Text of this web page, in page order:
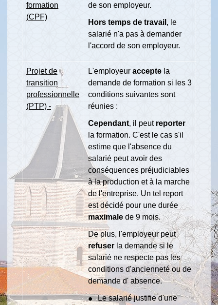
formation
(CPF)
de son employeur.
Hors temps de travail , le
salarié n'a pas à demander
l'accord de son employeur.
Projet de
transition
professionnelle
(PTP) -
L'employeur accepte la
demande de formation si les 3
conditions suivantes sont
réunies :
Cependant, il peut reporter
la formation. C'est le cas s'il
estime que l'absence du
salarié peut avoir des
conséquences préjudiciables
à la production et à la marche
de l'entreprise. Un tel report
est décidé pour une durée
maximale de 9 mois.
De plus, l'employeur peut
refuser la demande si le
salarié ne respecte pas les
conditions d'ancienneté ou de
demande d' absence.
Le salarié justifie d'une